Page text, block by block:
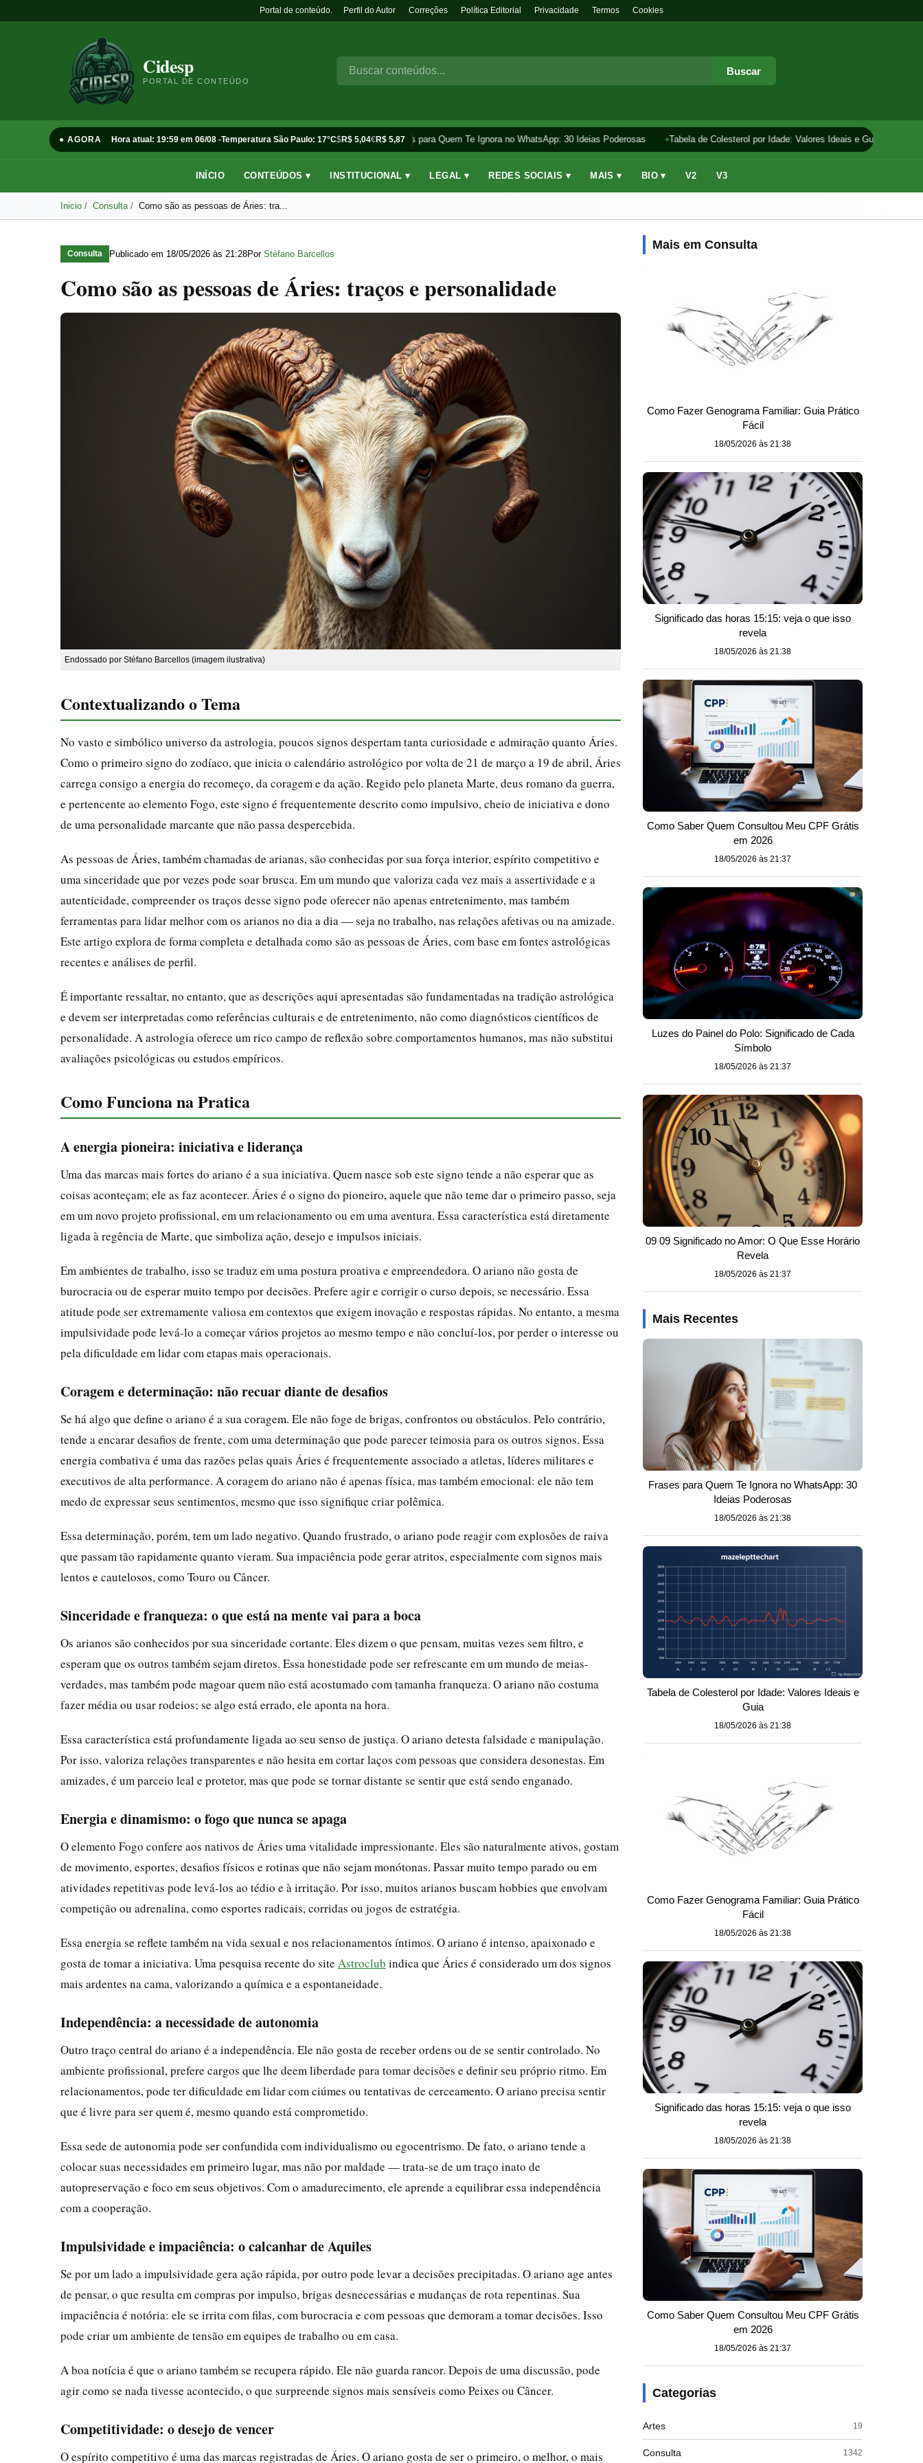
Portal de conteúdo. Perfil do Autor Correções Política Editorial Privacidade Termos Cookies
Cidesp
PORTAL DE CONTEÚDO
Buscar
● AGORA Hora atual: 19:59 em 06/08 -Temperatura São Paulo: 17°C$R$ 5,04€R$ 5,87
Frases para Quem Te Ignora no WhatsApp: 30 Ideias Poderosas Tabela de Colesterol por Idade: Valores Ideais e Guia
INÍCIO CONTEÚDOS ▾ INSTITUCIONAL ▾ LEGAL ▾ REDES SOCIAIS ▾ MAIS ▾ BIO ▾ V2 V3
Inicio Consulta Como são as pessoas de Áries: tra...
Consulta Publicado em 18/05/2026 às 21:28Por Stéfano Barcellos
Como são as pessoas de Áries: traços e personalidade
Endossado por Stéfano Barcellos (imagem ilustrativa)
Contextualizando o Tema
No vasto e simbólico universo da astrologia, poucos signos despertam tanta curiosidade e admiração quanto Áries.
Como o primeiro signo do zodíaco, que inicia o calendário astrológico por volta de 21 de março a 19 de abril, Áries
carrega consigo a energia do recomeço, da coragem e da ação. Regido pelo planeta Marte, deus romano da guerra,
e pertencente ao elemento Fogo, este signo é frequentemente descrito como impulsivo, cheio de iniciativa e dono
de uma personalidade marcante que não passa despercebida.
As pessoas de Áries, também chamadas de arianas, são conhecidas por sua força interior, espírito competitivo e
uma sinceridade que por vezes pode soar brusca. Em um mundo que valoriza cada vez mais a assertividade e a
autenticidade, compreender os traços desse signo pode oferecer não apenas entretenimento, mas também
ferramentas para lidar melhor com os arianos no dia a dia — seja no trabalho, nas relações afetivas ou na amizade.
Este artigo explora de forma completa e detalhada como são as pessoas de Áries, com base em fontes astrológicas
recentes e análises de perfil.
É importante ressaltar, no entanto, que as descrições aqui apresentadas são fundamentadas na tradição astrológica
e devem ser interpretadas como referências culturais e de entretenimento, não como diagnósticos científicos de
personalidade. A astrologia oferece um rico campo de reflexão sobre comportamentos humanos, mas não substitui
avaliações psicológicas ou estudos empíricos.
Como Funciona na Pratica
A energia pioneira: iniciativa e liderança
Uma das marcas mais fortes do ariano é a sua iniciativa. Quem nasce sob este signo tende a não esperar que as
coisas aconteçam; ele as faz acontecer. Áries é o signo do pioneiro, aquele que não teme dar o primeiro passo, seja
em um novo projeto profissional, em um relacionamento ou em uma aventura. Essa característica está diretamente
ligada à regência de Marte, que simboliza ação, desejo e impulsos iniciais.
Em ambientes de trabalho, isso se traduz em uma postura proativa e empreendedora. O ariano não gosta de
burocracia ou de esperar muito tempo por decisões. Prefere agir e corrigir o curso depois, se necessário. Essa
atitude pode ser extremamente valiosa em contextos que exigem inovação e respostas rápidas. No entanto, a mesma
impulsividade pode levá-lo a começar vários projetos ao mesmo tempo e não concluí-los, por perder o interesse ou
pela dificuldade em lidar com etapas mais operacionais.
Coragem e determinação: não recuar diante de desafios
Se há algo que define o ariano é a sua coragem. Ele não foge de brigas, confrontos ou obstáculos. Pelo contrário,
tende a encarar desafios de frente, com uma determinação que pode parecer teimosia para os outros signos. Essa
energia combativa é uma das razões pelas quais Áries é frequentemente associado a atletas, líderes militares e
executivos de alta performance. A coragem do ariano não é apenas física, mas também emocional: ele não tem
medo de expressar seus sentimentos, mesmo que isso signifique criar polêmica.
Essa determinação, porém, tem um lado negativo. Quando frustrado, o ariano pode reagir com explosões de raiva
que passam tão rapidamente quanto vieram. Sua impaciência pode gerar atritos, especialmente com signos mais
lentos e cautelosos, como Touro ou Câncer.
Sinceridade e franqueza: o que está na mente vai para a boca
Os arianos são conhecidos por sua sinceridade cortante. Eles dizem o que pensam, muitas vezes sem filtro, e
esperam que os outros também sejam diretos. Essa honestidade pode ser refrescante em um mundo de meias-
verdades, mas também pode magoar quem não está acostumado com tamanha franqueza. O ariano não costuma
fazer média ou usar rodeios; se algo está errado, ele aponta na hora.
Essa característica está profundamente ligada ao seu senso de justiça. O ariano detesta falsidade e manipulação.
Por isso, valoriza relações transparentes e não hesita em cortar laços com pessoas que considera desonestas. Em
amizades, é um parceio leal e protetor, mas que pode se tornar distante se sentir que está sendo enganado.
Energia e dinamismo: o fogo que nunca se apaga
O elemento Fogo confere aos nativos de Áries uma vitalidade impressionante. Eles são naturalmente ativos, gostam
de movimento, esportes, desafios físicos e rotinas que não sejam monótonas. Passar muito tempo parado ou em
atividades repetitivas pode levá-los ao tédio e à irritação. Por isso, muitos arianos buscam hobbies que envolvam
competição ou adrenalina, como esportes radicais, corridas ou jogos de estratégia.
Essa energia se reflete também na vida sexual e nos relacionamentos íntimos. O ariano é intenso, apaixonado e
gosta de tomar a iniciativa. Uma pesquisa recente do site Astroclub indica que Áries é considerado um dos signos
mais ardentes na cama, valorizando a química e a espontaneidade.
Independência: a necessidade de autonomia
Outro traço central do ariano é a independência. Ele não gosta de receber ordens ou de se sentir controlado. No
ambiente profissional, prefere cargos que lhe deem liberdade para tomar decisões e definir seu próprio ritmo. Em
relacionamentos, pode ter dificuldade em lidar com ciúmes ou tentativas de cerceamento. O ariano precisa sentir
que é livre para ser quem é, mesmo quando está comprometido.
Essa sede de autonomia pode ser confundida com individualismo ou egocentrismo. De fato, o ariano tende a
colocar suas necessidades em primeiro lugar, mas não por maldade — trata-se de um traço inato de
autopreservação e foco em seus objetivos. Com o amadurecimento, ele aprende a equilibrar essa independência
com a cooperação.
Impulsividade e impaciência: o calcanhar de Aquiles
Se por um lado a impulsividade gera ação rápida, por outro pode levar a decisões precipitadas. O ariano age antes
de pensar, o que resulta em compras por impulso, brigas desnecessárias e mudanças de rota repentinas. Sua
impaciência é notória: ele se irrita com filas, com burocracia e com pessoas que demoram a tomar decisões. Isso
pode criar um ambiente de tensão em equipes de trabalho ou em casa.
A boa notícia é que o ariano também se recupera rápido. Ele não guarda rancor. Depois de uma discussão, pode
agir como se nada tivesse acontecido, o que surpreende signos mais sensíveis como Peixes ou Câncer.
Competitividade: o desejo de vencer
O espírito competitivo é uma das marcas registradas de Áries. O ariano gosta de ser o primeiro, o melhor, o mais
Mais em Consulta
Como Fazer Genograma Familiar: Guia Prático
Fácil
18/05/2026 às 21:38
Significado das horas 15:15: veja o que isso
revela
18/05/2026 às 21:38
Como Saber Quem Consultou Meu CPF Grátis
em 2026
18/05/2026 às 21:37
Luzes do Painel do Polo: Significado de Cada
Símbolo
18/05/2026 às 21:37
09 09 Significado no Amor: O Que Esse Horário
Revela
18/05/2026 às 21:37
Mais Recentes
Frases para Quem Te Ignora no WhatsApp: 30
Ideias Poderosas
18/05/2026 às 21:38
Tabela de Colesterol por Idade: Valores Ideais e
Guia
18/05/2026 às 21:38
Como Fazer Genograma Familiar: Guia Prático
Fácil
18/05/2026 às 21:38
Significado das horas 15:15: veja o que isso
revela
18/05/2026 às 21:38
Como Saber Quem Consultou Meu CPF Grátis
em 2026
18/05/2026 às 21:37
Categorias
Artes 19
Consulta 1342